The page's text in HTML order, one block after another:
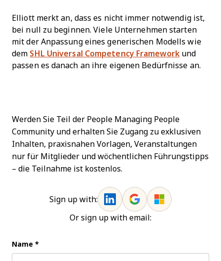
Elliott merkt an, dass es nicht immer notwendig ist,
bei null zu beginnen. Viele Unternehmen starten
mit der Anpassung eines generischen Modells wie
dem SHL Universal Competency Frameworkund
passen es danach an ihre eigenen Bedürfnisse an.
Werden Sie Teil der People Managing People
Community und erhalten Sie Zugang zu exklusiven
Inhalten, praxisnahen Vorlagen, Veranstaltungen
nur für Mitglieder und wöchentlichen Führungstipps
– die Teilnahme ist kostenlos.
Sign up with:
Or sign up with email:
Name *